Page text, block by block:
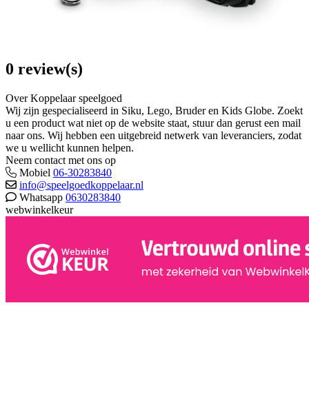
0 review(s)
Over Koppelaar speelgoed
Wij zijn gespecialiseerd in Siku, Lego, Bruder en Kids Globe. Zoekt
u een product wat niet op de website staat, stuur dan gerust een mail
naar ons. Wij hebben een uitgebreid netwerk van leveranciers, zodat
we u wellicht kunnen helpen.
Neem contact met ons op
Mobiel 06-30283840
info@speelgoedkoppelaar.nl
Whatsapp 0630283840
webwinkelkeur